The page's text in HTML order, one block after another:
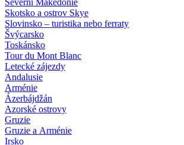
Severní Makedonie
Skotsko a ostrov Skye
Slovinsko – turistika nebo ferraty
Švýcarsko
Toskánsko
Tour du Mont Blanc
Letecké zájezdy
Andalusie
Arménie
Ázerbájdžán
Azorské ostrovy
Gruzie
Gruzie a Arménie
Irsko